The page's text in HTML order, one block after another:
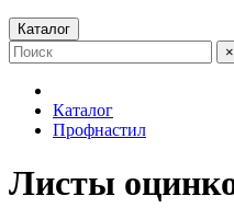
Каталог
×
Каталог
Профнастил
Листы